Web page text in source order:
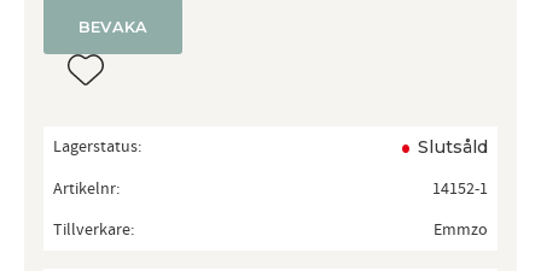
Lägg till i favoriter
BEVAKA
Lagerstatus Slutsåld
Artikelnr
14152-1
Tillverkare
Emmzo